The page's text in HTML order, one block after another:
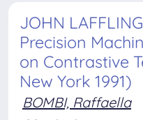
JOHN
Precision
on Contrastive
New York 1991)
BOMBI, Raffaella